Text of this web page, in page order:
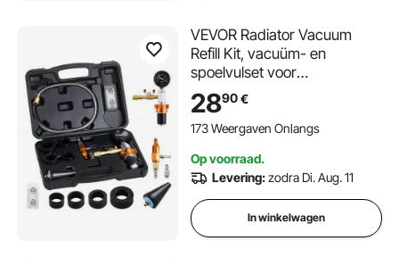
VEVOR Radiator Vacuum
Refill Kit, vacuüm- en
spoelvulset voor
koelsystemen van voertuigen
met manometer en
gereedschapskist, universeel
auto's, bestelwagens, SUV's
en vrachtwagens
2890€
173 Weergaven Onlangs
Op voorraad.
Levering:zodra Di. Aug. 11
In winkelwagen